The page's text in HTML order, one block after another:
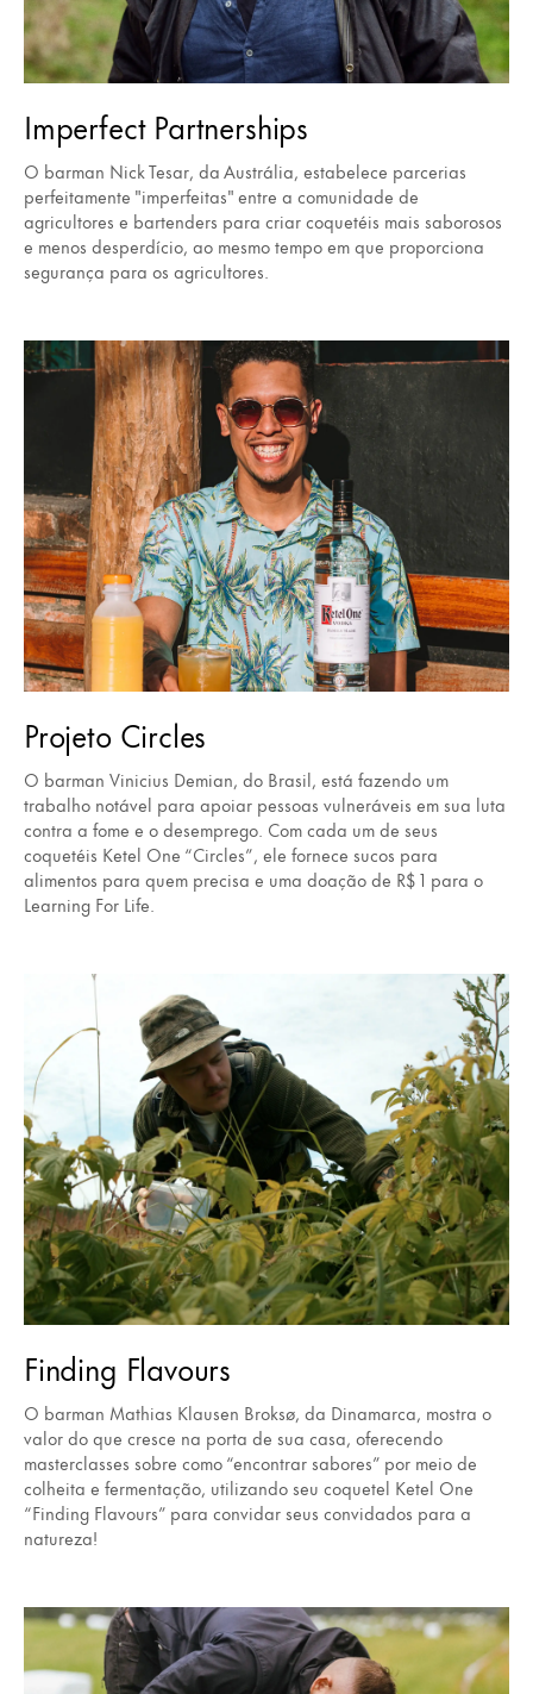
Imperfect Partnerships
O barman Nick Tesar, da Austrália, estabelece parcerias
perfeitamente "imperfeitas" entre a comunidade de
agricultores e bartenders para criar coquetéis mais saborosos
e menos desperdício, ao mesmo tempo em que proporciona
segurança para os agricultores.
Projeto Circles
O barman Vinicius Demian, do Brasil, está fazendo um
trabalho notável para apoiar pessoas vulneráveis em sua luta
contra a fome e o desemprego. Com cada um de seus
coquetéis Ketel One “Circles”, ele fornece sucos para
alimentos para quem precisa e uma doação de R$ 1 para o
Learning For Life.
Finding Flavours
O barman Mathias Klausen Broksø, da Dinamarca, mostra o
valor do que cresce na porta de sua casa, oferecendo
masterclasses sobre como “encontrar sabores” por meio de
colheita e fermentação, utilizando seu coquetel Ketel One
“Finding Flavours” para convidar seus convidados para a
natureza!